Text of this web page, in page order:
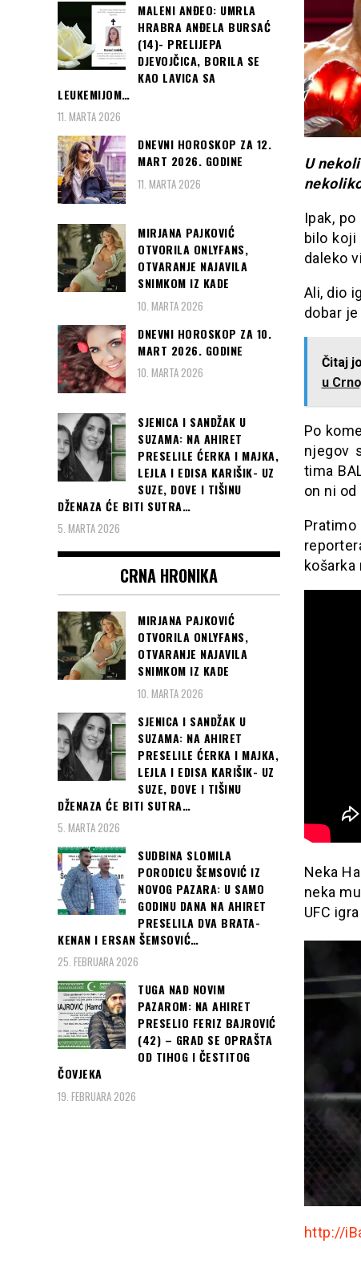
U
Ipak,
bilo
daleko
Ali, dio
dobar
Čitaj
u
Po
njegov
tima
on ni od
Neka
neka
UFC
http://
MALENI ANĐEO: UMRLA
HRABRA ANĐELA BURSAĆ
(14)- PRELIJEPA
DJEVOJČICA, BORILA SE
KAO LAVICA SA
LEUKEMIJOM…
11. MARTA 2026
DNEVNI HOROSKOP ZA 12.
MART 2026. GODINE
11. MARTA 2026
MIRJANA PAJKOVIĆ
OTVORILA ONLYFANS,
OTVARANJE NAJAVILA
SNIMKOM IZ KADE
10. MARTA 2026
DNEVNI HOROSKOP ZA 10.
MART 2026. GODINE
10. MARTA 2026
SJENICA I SANDŽAK U
SUZAMA: NA AHIRET
PRESELILE ĆERKA I MAJKA,
LEJLA I EDISA KARIŠIK- UZ
SUZE, DOVE I TIŠINU
DŽENAZA ĆE BITI SUTRA…
5. MARTA 2026
CRNA HRONIKA
MIRJANA PAJKOVIĆ
OTVORILA ONLYFANS,
OTVARANJE NAJAVILA
SNIMKOM IZ KADE
10. MARTA 2026
SJENICA I SANDŽAK U
SUZAMA: NA AHIRET
PRESELILE ĆERKA I MAJKA,
LEJLA I EDISA KARIŠIK- UZ
SUZE, DOVE I TIŠINU
DŽENAZA ĆE BITI SUTRA…
5. MARTA 2026
SUDBINA SLOMILA
PORODICU ŠEMSOVIĆ IZ
NOVOG PAZARA: U SAMO
GODINU DANA NA AHIRET
PRESELILA DVA BRATA-
KENAN I ERSAN ŠEMSOVIĆ…
25. FEBRUARA 2026
TUGA NAD NOVIM
PAZAROM: NA AHIRET
PRESELIO FERIZ BAJROVIĆ
(42) – GRAD SE OPRAŠTA
OD TIHOG I ČESTITOG
ČOVJEKA
19. FEBRUARA 2026